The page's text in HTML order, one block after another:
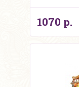
1070 р.